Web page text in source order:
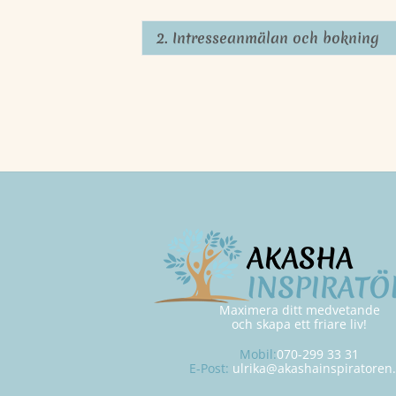
2. Intresseanmälan och bokning
Maximera ditt medvetande
och skapa ett friare liv!
Mobil:070-299 33 31
E-Post: